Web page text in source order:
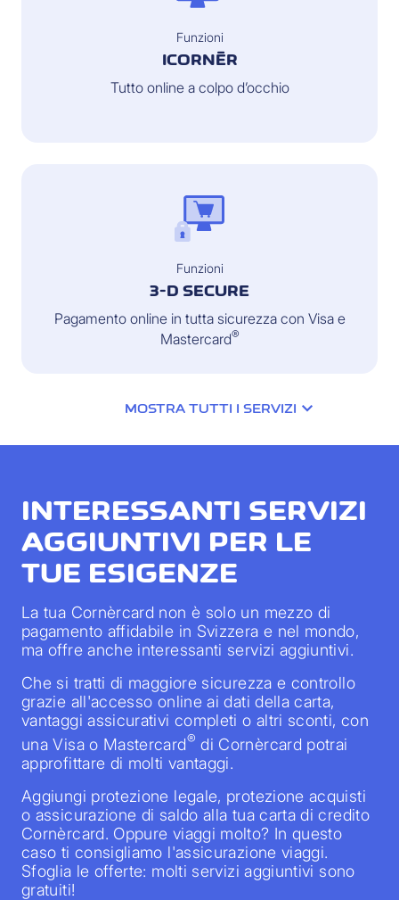
Funzioni
ICORNÈR
Tutto online a colpo d’occhio
Funzioni
3-D SECURE
Pagamento online in tutta sicurezza con Visa e
Mastercard®
MOSTRA TUTTI I SERVIZI
INTERESSANTI SERVIZI
AGGIUNTIVI PER LE
TUE ESIGENZE
La tua Cornèrcard non è solo un mezzo di
pagamento affidabile in Svizzera e nel mondo,
ma offre anche interessanti servizi aggiuntivi.
Che si tratti di maggiore sicurezza e controllo
grazie all'accesso online ai dati della carta,
vantaggi assicurativi completi o altri sconti, con
una Visa o Mastercard® di Cornèrcard potrai
approfittare di molti vantaggi.
Aggiungi protezione legale, protezione acquisti
o assicurazione di saldo alla tua carta di credito
Cornèrcard. Oppure viaggi molto? In questo
caso ti consigliamo l'assicurazione viaggi.
Sfoglia le offerte: molti servizi aggiuntivi sono
gratuiti!